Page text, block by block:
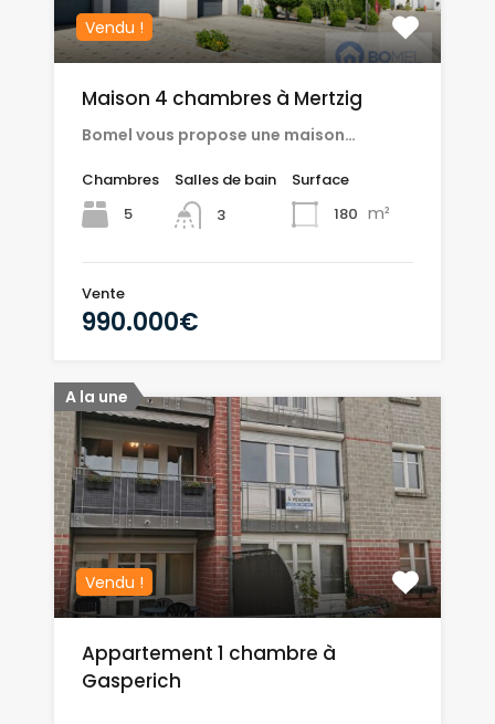
Vendu !
Maison 4 chambres à Mertzig
Bomel vous propose une maison…
Chambres
5
Salles de bain
3
Surface
180 m²
Vente
990.000€
A la une
Vendu !
Appartement 1 chambre à
Gasperich